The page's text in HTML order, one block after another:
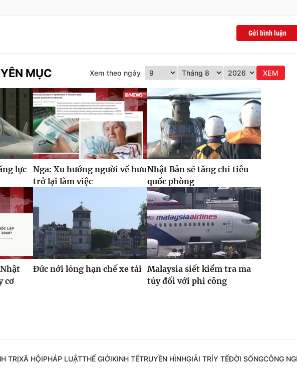
Gửi bình luận
MỤC Xem theo ngày XEM
lực
Nga: Xu hướng người về hưu
trở lại làm việc
Nhật Bản sẽ tăng chi tiêu
quốc phòng
cơ
Đức nới lỏng hạn chế xe tải
Malaysia siết kiểm tra ma
túy đối với phi công
TRỊXÃ HỘIPHÁP LUẬTTHẾ GIỚIKINH TẾTRUYỀN HÌNHGIẢI TRÍY TẾĐỜI SỐNGCÔNG